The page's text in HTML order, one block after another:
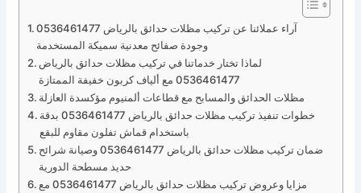
آراء عملائنا عن تركيب مظلات حدائق بالرياض 0536461477
وجودة صفائح معدنية سميكة المستخدمة
لماذا تختار خدماتنا في تركيب مظلات حدائق بالرياض
0536461477 مع ألياف كربون خفيفة الممتازة
مظلات الحدائق والمسابح مع قطاعات ألمنيوم مؤكسدة العازلة
خطوات تنفيذ تركيب مظلات حدائق بالرياض 0536461477 بدقة
باستخدام قماش تفلون مقاوم للبقع
ضمان تركيب مظلات حدائق بالرياض 0536461477 وصيانة شرائح
حديد مسطحة الدورية
مزايا وعروض تركيب مظلات حدائق بالرياض 0536461477 مع